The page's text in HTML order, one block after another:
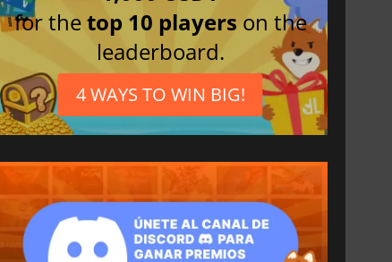
for thetop 10 players on the
leaderboard.
4 WAYS TO WIN BIG!